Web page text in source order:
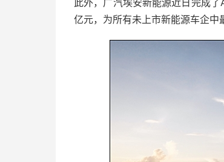
此外，广汽埃安新能源近日完成
亿元，为所有未上市新能源车企中